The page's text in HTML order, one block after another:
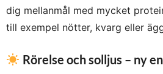
dig mellanmål med mycket
till exempel nötter, kvarg eller
Rörelse och solljus – ny